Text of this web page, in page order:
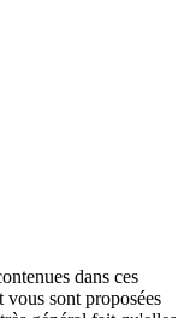
dans ces
vous sont proposées